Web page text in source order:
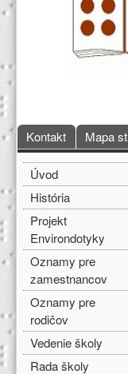
Hlavné
Kontakt Mapa
Bočné
Úvod
História
Projekt
Environdotyky
Oznamy pre
zamestnancov
Oznamy pre
rodičov
Vedenie školy
Rada školy